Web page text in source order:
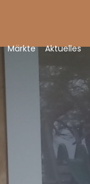
Märkte Aktuelles